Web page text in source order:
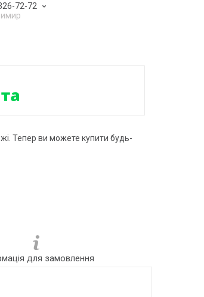
72-72
Тепер ви можете купити будь-
для замовлення